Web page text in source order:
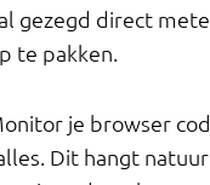
gezegd direct
te pakken.
je browser
Dit hangt